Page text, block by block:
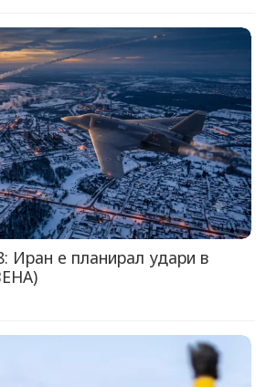
Иран е планирал удари в